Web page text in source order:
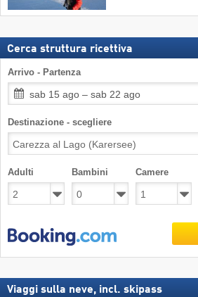
Cerca struttura ricettiva
Arrivo - Partenza
sab 15 ago – sab 22 ago
Destinazione - scegliere
Adulti Bambini Camere
Viaggi sulla neve, incl. skipass